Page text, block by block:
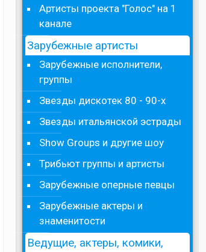
Артисты проекта "Голос" на 1
канале
Зарубежные артисты
Зарубежные исполнители,
группы
Звезды дискотек 80 - 90-х
Звезды итальянской эстрады
Show Groups и другие шоу
Трибьют группы и артисты
Зарубежные оперные певцы
Зарубежные актеры и
знаменитости
Ведущие, актеры, комики,